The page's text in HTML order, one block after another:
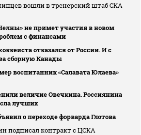
вошли в тренерский штаб СКА
не примет участия в новом
с финансами
отказался от России. И с
сборную Канады
воспитанник «Салавата Юлаева»
величие Овечкина. Россиянина
лучших
о переходе форварда Глотова
подписал контракт с ЦСКА